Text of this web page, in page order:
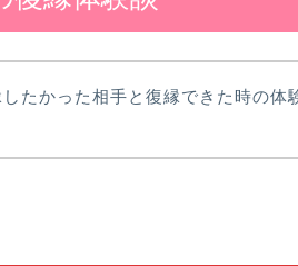
たかった相手と復縁できた時の体